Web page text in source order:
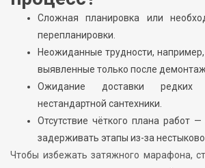
Сложная планировка или
перепланировки.
Неожиданные трудности,
выявленные только после
Ожидание доставки редких
нестандартной сантехники.
Отсутствие чёткого плана работ
задерживать этапы из-за
Чтобы избежать затяжного марафона,